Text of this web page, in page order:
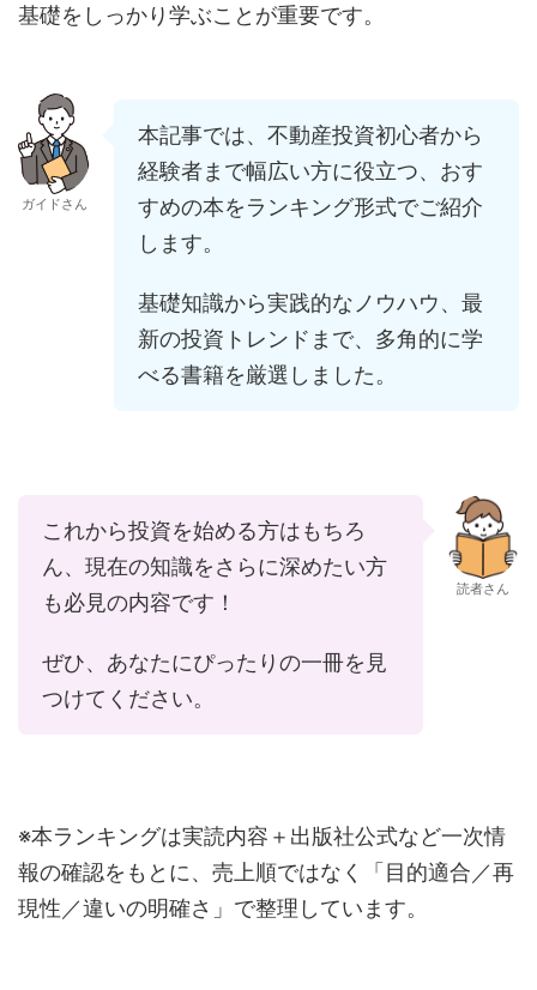
基礎をしっかり学ぶことが重要です。
ガイドさん
本記事では、不動産投資初心者から
経験者まで幅広い方に役立つ、おす
すめの本をランキング形式でご紹介
します。
基礎知識から実践的なノウハウ、最
新の投資トレンドまで、多角的に学
べる書籍を厳選しました。
これから投資を始める方はもちろ
ん、現在の知識をさらに深めたい方
も必見の内容です！
ぜひ、あなたにぴったりの一冊を見
つけてください。
読者さん
※本ランキングは実読内容＋出版社公式など一次情
報の確認をもとに、売上順ではなく「目的適合／再
現性／違いの明確さ」で整理しています。